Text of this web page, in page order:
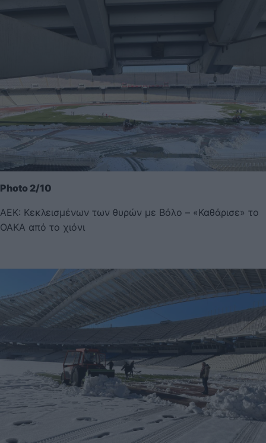
Photo 2/10
ΑΕΚ: Κεκλεισμένων των θυρών με Βόλο – «Καθάρισε» το
ΟΑΚΑ από το χιόνι